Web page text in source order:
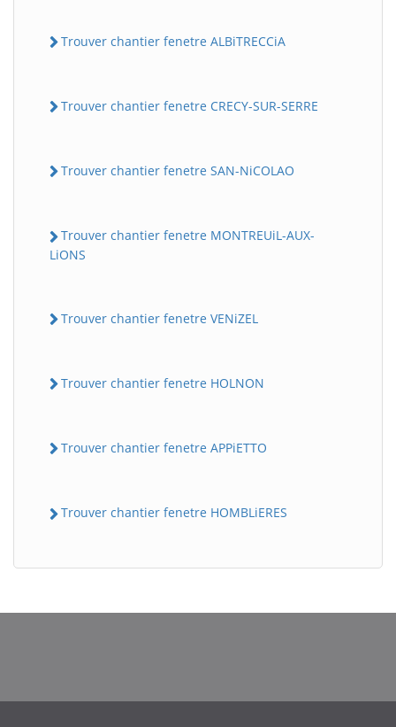
Trouver chantier fenetre ALBiTRECCiA
Trouver chantier fenetre CRECY-SUR-SERRE
Trouver chantier fenetre SAN-NiCOLAO
Trouver chantier fenetre MONTREUiL-AUX-
LiONS
Trouver chantier fenetre VENiZEL
Trouver chantier fenetre HOLNON
Trouver chantier fenetre APPiETTO
Trouver chantier fenetre HOMBLiERES
BatiWebPro